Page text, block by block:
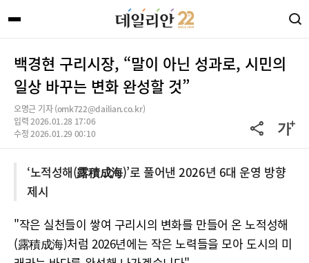
백경현 구리시장, “말이 아닌 성과로, 시민의
일상 바꾸는 변화 완성할 것”
오명근 기자 (omk722@dailian.co.kr)
입력 2026.01.28 17:06
수정 2026.01.29 00:10
‘노적성해(露積成海)’로 풀어낸 2026년 6대 운영 방향
제시
"작은 실천들이 쌓여 구리시의 변화를 만들어 온 노적성해
(露積成海)처럼 2026년에는 작은 노력들을 모아 도시의 미